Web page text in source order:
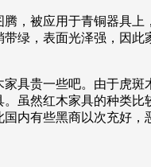
，被应用于青铜器具
绿，表面光泽强，因
具贵一些吧。由于虎
。虽然红木家具的种类
内有些黑商以次充好，